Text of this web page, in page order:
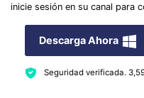
inicie sesión en su canal para
Descarga Ahora
Seguridad verificada.